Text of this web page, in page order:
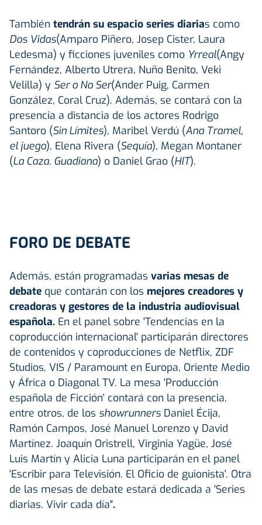
También tendrán su espacio series diarias como
Dos Vidas(Amparo Piñero, Josep Cister, Laura
Ledesma) y ficciones juveniles como Yrreal(Angy
Fernández, Alberto Utrera, Nuño Benito, Veki
Velilla) y Ser o No Ser(Ander Puig, Carmen
González, Coral Cruz). Además, se contará con la
presencia a distancia de los actores Rodrigo
Santoro (Sin Límites), Maribel Verdú (Ana Tramel,
el juego), Elena Rivera (Sequía), Megan Montaner
(La Caza. Guadiana) o Daniel Grao (HIT).
FORO DE DEBATE
Además, están programadas varias mesas de
debate que contarán con los mejores creadores y
creadoras y gestores de la industria audiovisual
española. En el panel sobre 'Tendencias en la
coproducción internacional' participarán directores
de contenidos y coproducciones de Netflix, ZDF
Studios, VIS / Paramount en Europa, Oriente Medio
y África o Diagonal TV. La mesa 'Producción
española de Ficción' contará con la presencia,
entre otros, de los showrunners Daniel Écija,
Ramón Campos, José Manuel Lorenzo y David
Martínez. Joaquín Oristrell, Virginia Yagüe, José
Luis Martín y Alicia Luna participarán en el panel
'Escribir para Televisión. El Oficio de guionista'. Otra
de las mesas de debate estará dedicada a 'Series
diarias. Vivir cada día".